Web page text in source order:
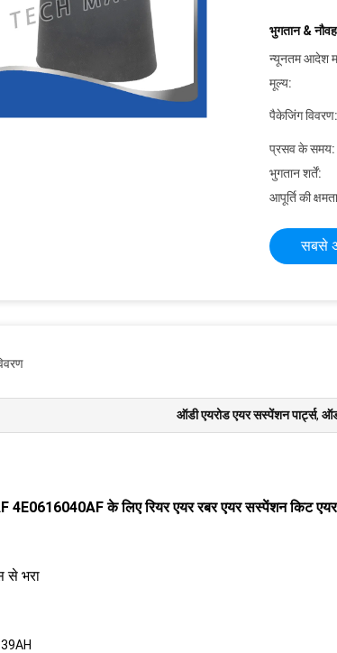
भुगतान &
न्यूनतम आदेश
मूल्य:
पैकेजिंग विवरण:
प्रसव के समय:
भुगतान शर्तें:
आपूर्ति की
सबसे
ऑडी एयरोड एयर सस्पेंशन पार्ट्स,
के लिए रियर एयर रबर एयर सस्पेंशन किट
से भरा